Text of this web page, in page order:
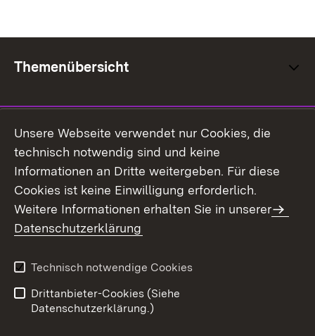
Themenübersicht
Kontakt
Datenschutz
Erklärung zur
Barrierefreiheit
Benutzungshinweise
Impressum
Unsere Webseite verwendet nur Cookies, die
technisch notwendig sind und keine
Informationen an Dritte weitergeben. Für diese
Cookies ist keine Einwilligung erforderlich.
Weitere Informationen erhalten Sie in unserer
Datenschutzerklärung
Technisch notwendige Cookies
Drittanbieter-Cookies (Siehe
Datenschutzerklärung.)